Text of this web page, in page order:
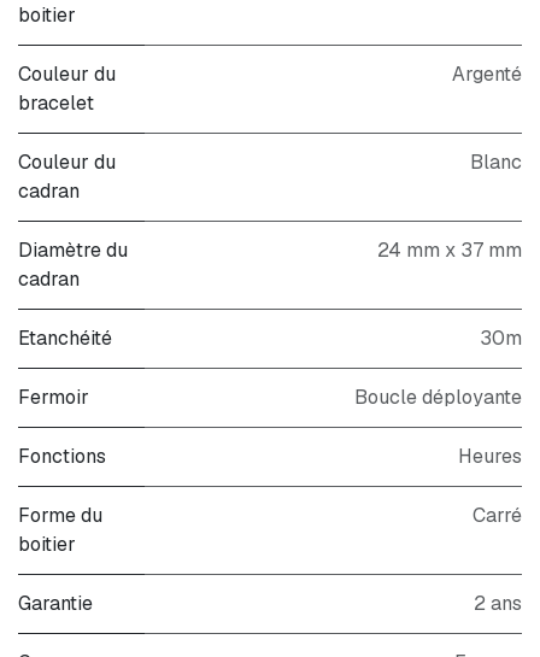
boitier
Couleur du
bracelet
Argenté
Couleur du
cadran
Blanc
Diamètre du
cadran
24 mm x 37 mm
Etanchéité 30m
Fermoir Boucle déployante
Fonctions Heures
Forme du
boitier
Carré
Garantie 2 ans